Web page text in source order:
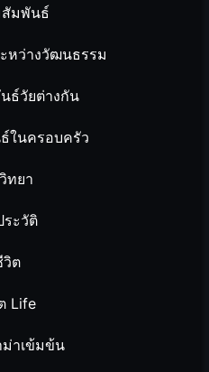
มพันธ์
หว่างวัฒนธรรม
ธ์วัยต่างกัน
ในครอบครัว
ทยา
ระวัติ
วิต
Life
าเข้มข้น